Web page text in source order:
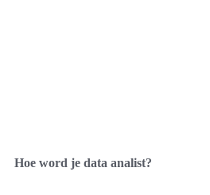
Hoe word je data analist?